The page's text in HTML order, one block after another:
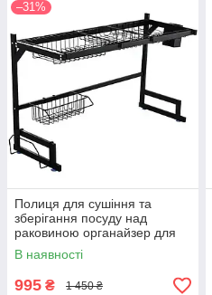
–31%
Полиця для сушіння та
зберігання посуду над
раковиною органайзер для
миття посуду 85 см
(850x315x515 мм) AD-480
В наявності
995 ₴ 1 450 ₴